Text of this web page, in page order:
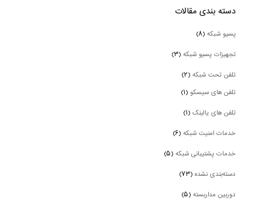
دسته بندی‌ مقالات
پسیو شبکه(۸)
تجهیزات پسیو شبکه(۳)
تلفن تحت شبکه(۲)
تلفن های سیسکو(۱)
تلفن های یالینک(۱)
خدمات امنیت شبکه(۶)
خدمات پشتیبانی شبکه(۵)
دسته‌بندی نشده(۷۳)
دوربین‌ مداربسته(۵)